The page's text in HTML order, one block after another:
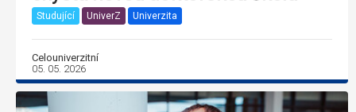
Studující UniverZ Univerzita
Celouniverzitní
05. 05. 2026